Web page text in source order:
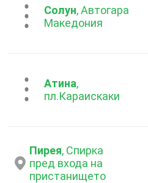
...Солун, Автогара
Македония
...Атина,
пл.Караискаки
Пирея, Спирка
пред входа на
пристанището